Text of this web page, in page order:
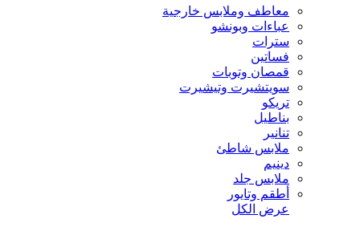
معاطف وملابس خارجية
عباءات وبونشو
سترات
فساتين
قمصان وتوبات
سويتشيرت وتيشيرت
تريكو
بناطيل
تنانير
ملابس شاطئ
دينيم
ملابس جلد
أطقم وتايور
عرض الكل